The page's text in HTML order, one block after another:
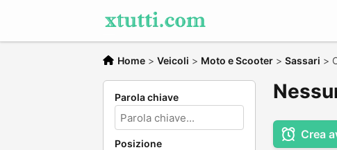
Home > Veicoli > Moto e Scooter > Sassari >
Parola chiave
Posizione
Crea